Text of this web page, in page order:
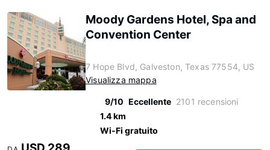
Moody Gardens Hotel, Spa and
Convention Center
7 Hope Blvd, Galveston, Texas 77554, US
Visualizza mappa
9/10 Eccellente 2101 recensioni
1.4 km
Wi-Fi gratuito